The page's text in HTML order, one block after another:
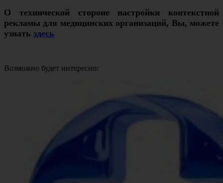
О технической стороне настройки контекстной
рекламы для медицинских организаций, Вы, можете
узнать здесь
Возможно будет интересно: